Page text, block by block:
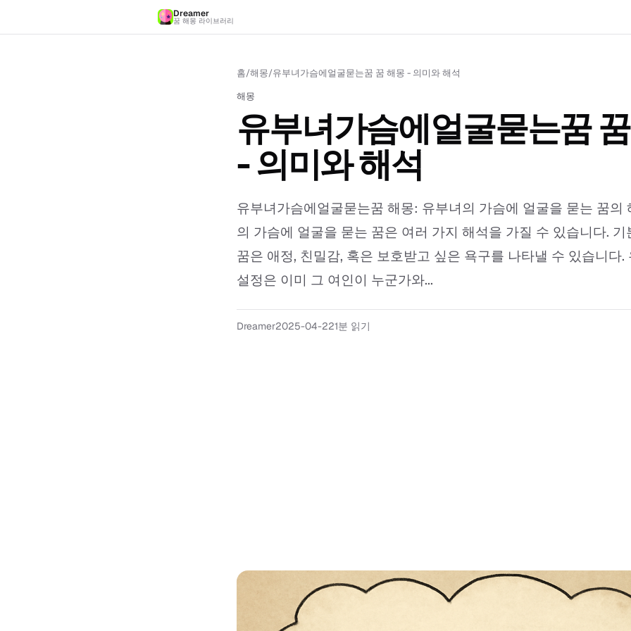
Dreamer
꿈 해몽 라이브러리
홈/해몽/유부녀가슴에얼굴묻는꿈 꿈 해몽 - 의미와 해석
해몽
유부녀가슴에얼굴묻는꿈
- 의미와 해석
유부녀가슴에얼굴묻는꿈 해몽: 유부녀의 가슴에 얼굴을 묻는 꿈의
의 가슴에 얼굴을 묻는 꿈은 여러 가지 해석을 가질 수 있습니다.
꿈은 애정, 친밀감, 혹은 보호받고 싶은 욕구를 나타낼 수 있습니다.
설정은 이미 그 여인이 누군가와...
Dreamer2025-04-221분 읽기